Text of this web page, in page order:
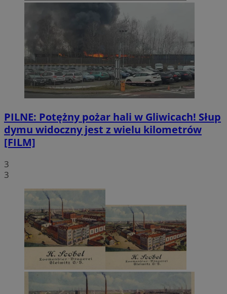
PILNE: Potężny pożar hali w Gliwicach! Słup
dymu widoczny jest z wielu kilometrów
[FILM]
3
3